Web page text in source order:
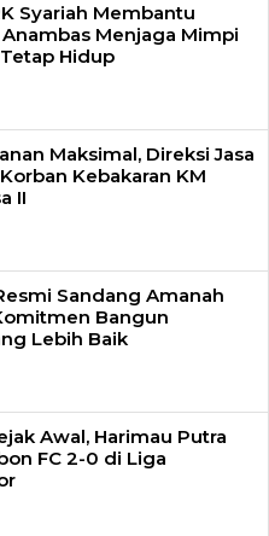
Syariah Membantu
Menjaga Mimpi
Hidup
Maksimal, Direksi Jasa
Kebakaran KM
II
Sandang Amanah
Bangun
Lebih Baik
Awal, Harimau Putra
FC 2-0 di Liga